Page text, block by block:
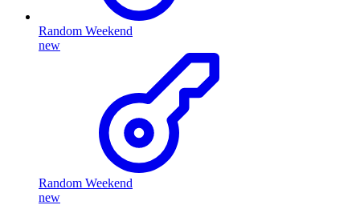
Random Weekend
new
Random Weekend
new